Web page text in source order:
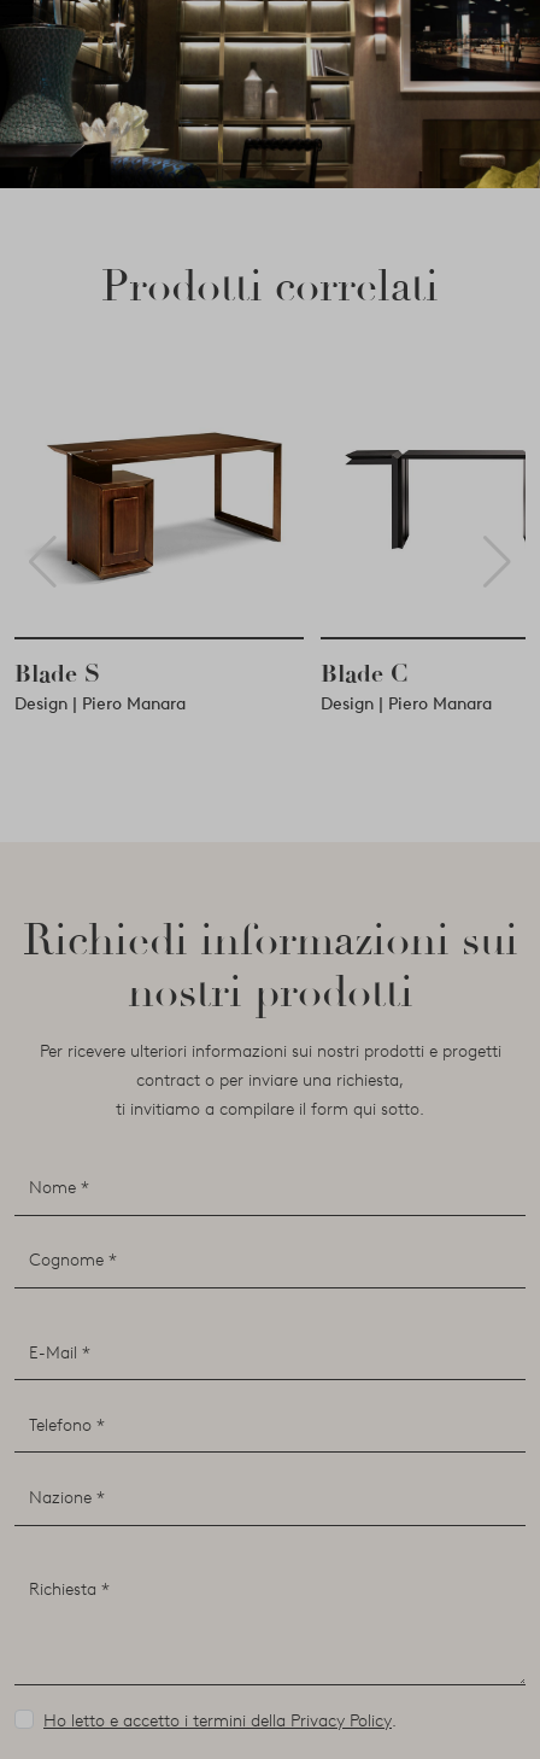
Prodotti correlati
Blade C
Design | Piero Manara
Target
Design | Piero Manara
Richiedi informazioni sui
nostri prodotti
Per ricevere ulteriori informazioni sui nostri prodotti e progetti
contract o per inviare una richiesta,
ti invitiamo a compilare il form qui sotto.
Ho letto e accetto i termini della Privacy Policy.